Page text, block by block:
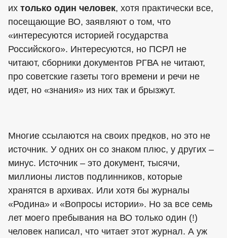
их только один человек, хотя практически все,
посещающие ВО, заявляют о том, что
«интересуются историей государства
Российского». Интересуются, но ПСРЛ не
читают, сборники документов РГВА не читают,
про советские газеты того времени и речи не
идет, но «знания» из них так и брызжут.
Многие ссылаются на своих предков, но это не
источник. У одних он со знаком плюс, у других –
минус. Источник – это документ, тысячи,
миллионы листов подлинников, которые
хранятся в архивах. Или хотя бы журналы
«Родина» и «Вопросы истории». Но за все семь
лет моего пребывания на ВО только один (!)
человек написал, что читает этот журнал. А уж